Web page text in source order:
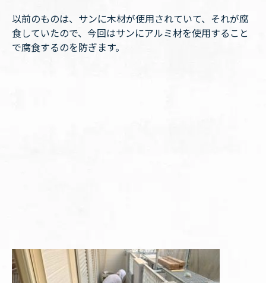
以前のものは、サンに木材が使用されていて、それが腐
食していたので、今回はサンにアルミ材を使用すること
で腐食するのを防ぎます。